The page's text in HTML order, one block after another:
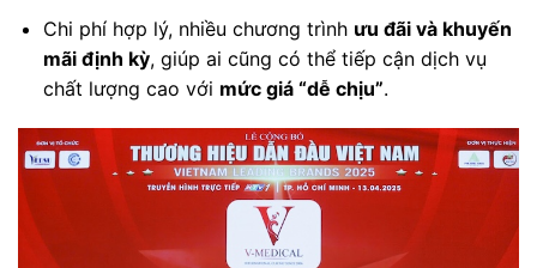
Chi phí hợp lý, nhiều chương trình ưu đãi và khuyến
mãi định kỳ, giúp ai cũng có thể tiếp cận dịch vụ
chất lượng cao với mức giá “dễ chịu”.